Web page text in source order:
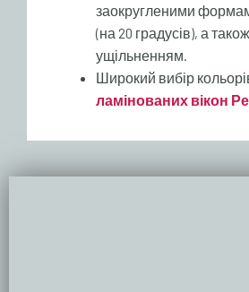
заокругленими
(на 20 градусів), а
ущільненням.
Широкий вибір
ламінованих вікон